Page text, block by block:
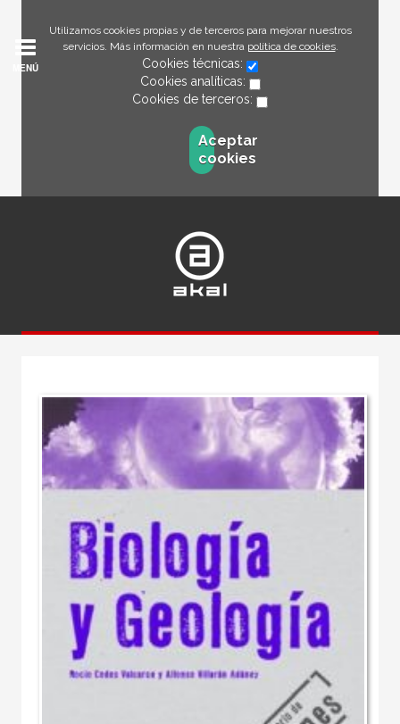
Utilizamos cookies propias y de terceros para mejorar nuestros
servicios. Más información en nuestra política de cookies.
Cookies técnicas:
Cookies analíticas:
Cookies de terceros:
Aceptar
cookies
MENÚ